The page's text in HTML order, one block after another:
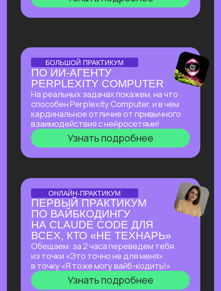
АВТОМАТИЗАЦИИ НА N8N
Расскажем всепро сверхпопулярный
инструмент, бесплатнои без каких-
либо проблем работающий в РФ.
Соберем видео-контент-завод
с помощью n8n и Veo 3, который
в режиме реального времени
создаеттрендовые видео на основе
текстового описания.
Узнать подробнее
ПЕРЕВЕРНЕТ ВАШЕ
ПРЕДСТАВЛЕНИЕ
О ЗАРАБОТКЕ НА ИИ
Как делать на ИИ больше, чем
программисты
без программирования?
И перейти от «пробую
возможности ИИ» к «делаю на ИИ 500к+
и имею очередь из клиентов»
Узнать подробнее